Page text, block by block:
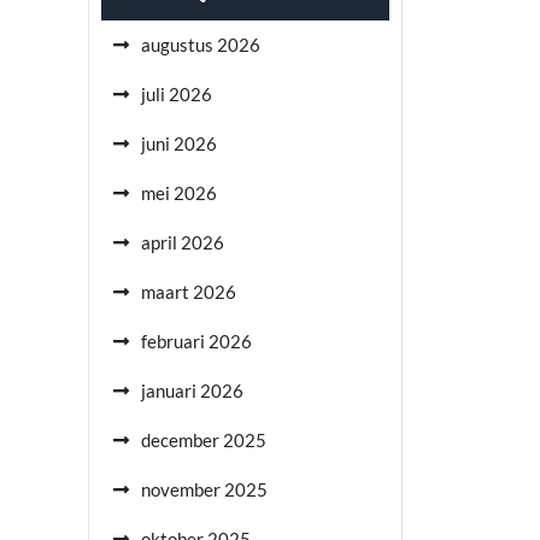
augustus 2026
juli 2026
juni 2026
mei 2026
april 2026
maart 2026
februari 2026
januari 2026
december 2025
november 2025